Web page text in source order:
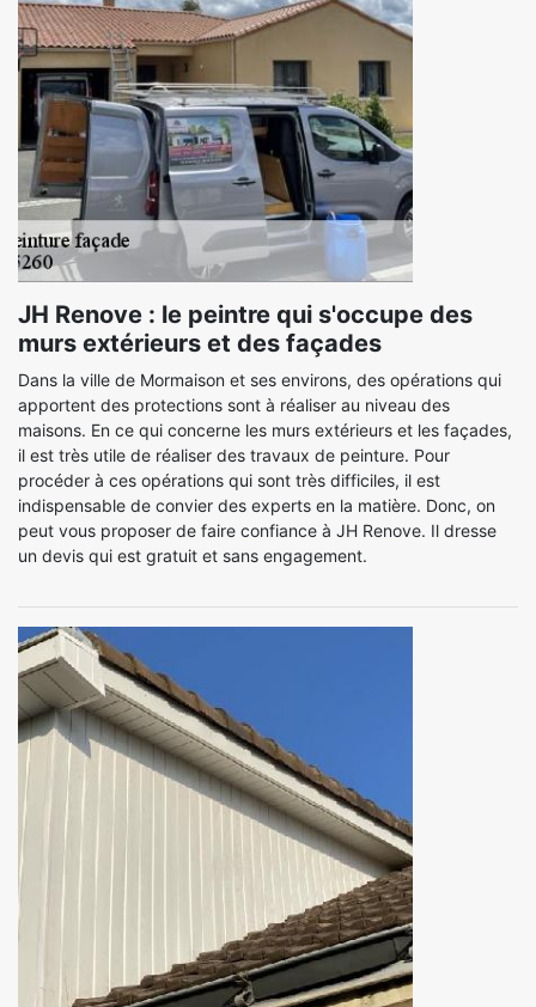
JH Renove : le peintre qui s'occupe des
murs extérieurs et des façades
Dans la ville de Mormaison et ses environs, des opérations qui
apportent des protections sont à réaliser au niveau des
maisons. En ce qui concerne les murs extérieurs et les façades,
il est très utile de réaliser des travaux de peinture. Pour
procéder à ces opérations qui sont très difficiles, il est
indispensable de convier des experts en la matière. Donc, on
peut vous proposer de faire confiance à JH Renove. Il dresse
un devis qui est gratuit et sans engagement.